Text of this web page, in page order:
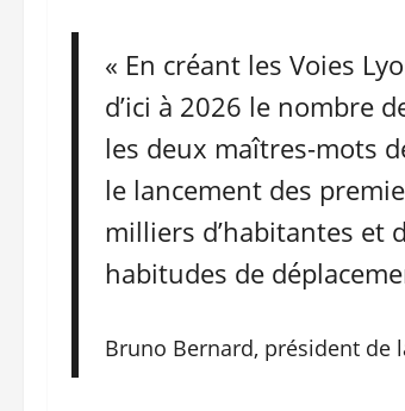
« En créant les Voies
d’ici à 2026 le nombre
les deux maîtres-mots
le lancement des
milliers d’habitantes et
habitudes de
Bruno Bernard, président de